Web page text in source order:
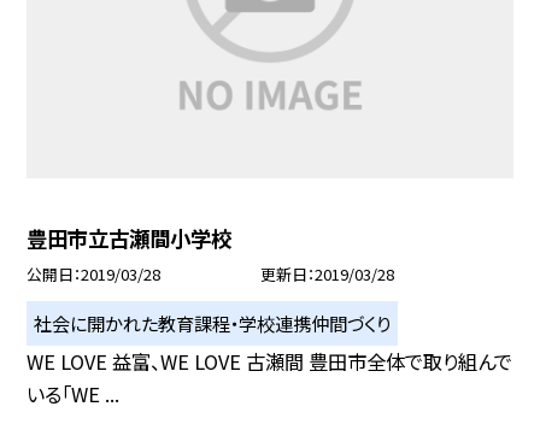
豊田市立古瀬間小学校
公開日 2019/03/28 更新日 2019/03/28
社会に開かれた教育課程・学校連携仲間づくり
WE LOVE 益富、WE LOVE 古瀬間 豊田市全体で取り組んで
いる「WE ...